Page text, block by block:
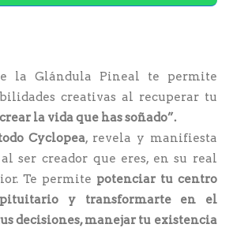
la Glándula Pineal te permite
creativas al recuperar tu
la vida que has soñado”.
Cyclopea, revela y manifiesta
ser creador que eres, en su real
Te permite potenciar tu centro
y transformarte en el
decisiones, manejar tu existencia